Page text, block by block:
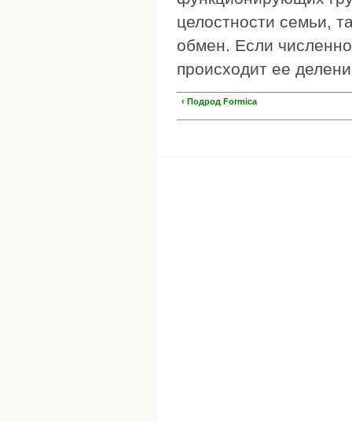
целостности семьи,
обмен. Если
происходит ее
‹ Подрод Formica